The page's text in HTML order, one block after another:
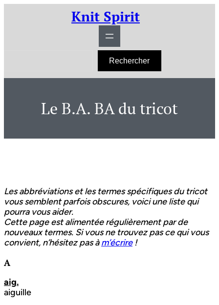
Knit Spirit
h
Rechercher
Le B.A. BA du tricot
Les abbréviations et les termes spécifiques du tricot
vous semblent parfois obscures, voici une liste qui
pourra vous aider.
Cette page est alimentée régulièrement par de
nouveaux termes. Si vous ne trouvez pas ce qui vous
convient, n’hésitez pas àm’écrire!
A
aig.
aiguille